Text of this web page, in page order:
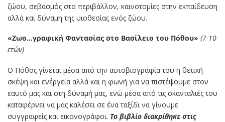
ζώου, σεβασμός στο περιβάλλον, καινοτομίες στην εκπαίδευση
αλλά και δύναμη της υιοθεσίας ενός ζώου.
«Ζωο…γραφική Φαντασίας στο Βασίλειο του Πόθου» (7-10
ετών)
Ο Πόθος γίνεται μέσα από την αυτοβιογραφία του η θετική
σκέψη και ενέργεια αλλά και η φωνή για να πιστέψουμε στον
εαυτό μας και στη δύναμή μας, ενώ μέσα από τις σκανταλιές του
καταφέρνει να μας καλέσει σε ένα ταξίδι να γίνουμε
συγγραφείς και εικονογράφοι. Το βιβλίο διακρίθηκε στις